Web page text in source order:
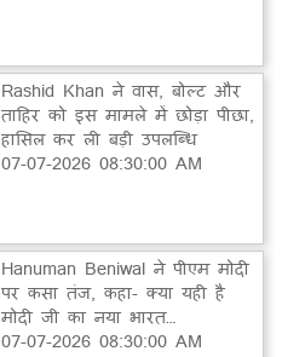
Rashid Khan ने वास, बोल्ट और
ताहिर को इस मामले में छोड़ा पीछा,
हासिल कर ली बड़ी उपलब्धि
07-07-2026 08:30:00 AM
Hanuman Beniwal ने पीएम मोदी
पर कसा तंज, कहा- क्या यही है
मोदी जी का नया भारत…
07-07-2026 08:30:00 AM